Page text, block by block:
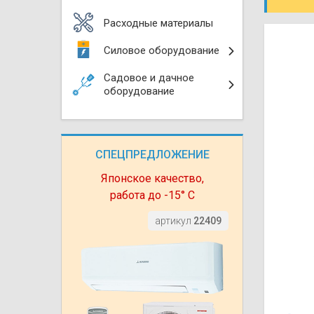
Расходные материалы
Силовое оборудование
Садовое и дачное
оборудование
СПЕЦПРЕДЛОЖЕНИЕ
Японское качество,
работа до -15° С
артикул 22409
VRF
Компрессорно-
Чиллеры
Сушилки для рук
Бензотриммеры
Газонокосилки
Газонокосилки
Подметально-
Измельчители